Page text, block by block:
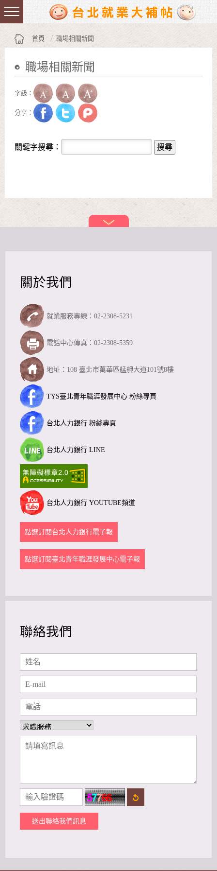
跳到主要內容區塊
:::
首頁 職場相關新聞
職場相關新聞
字級：
分享：
關鍵字搜尋：
關於我們
就業服務專線：02-2308-5231
TYS臺北青年職涯發展中心 粉絲專頁
電話中心傳真：02-2308-5359
台北人力銀行 粉絲專頁
地址：108 臺北市萬華區艋舺大道101號8樓
台北人力銀行 LINE
台北人力銀行 YOUTUBE頻道
點選訂閱台北人力銀行電子報
點選訂閱臺北青年職涯發展中心電子報
聯絡我們
送出聯絡我們訊息